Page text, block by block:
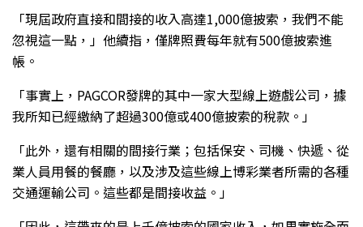
「現屆政府直接和間接的收入高達1,000億披索，我們不能
忽視這一點，」他續指，僅牌照費每年就有500億披索進
帳。
「事實上，PAGCOR發牌的其中一家大型線上遊戲公司，據
我所知已經繳納了超過300億或400億披索的稅款。」
「此外，還有相關的間接行業；包括保安、司機、快遞、從
業人員用餐的餐廳，以及涉及這些線上博彩業者所需的各種
交通運輸公司。這些都是間接收益。」